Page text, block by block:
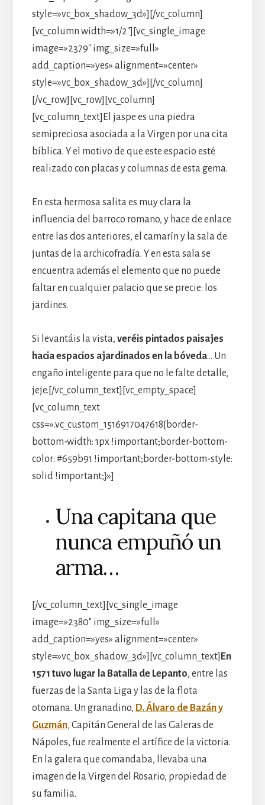
style=»vc_box_shadow_3d»][/vc_column]
[vc_column width=»1/2″][vc_single_image
image=»2379″ img_size=»full»
add_caption=»yes» alignment=»center»
style=»vc_box_shadow_3d»][/vc_column]
[/vc_row][vc_row][vc_column]
[vc_column_text]El jaspe es una piedra
semipreciosa asociada a la Virgen por una cita
bíblica. Y el motivo de que este espacio esté
realizado con placas y columnas de esta gema.
En esta hermosa salita es muy clara la
influencia del barroco romano, y hace de enlace
entre las dos anteriores, el camarín y la sala de
juntas de la archicofradía. Y en esta sala se
encuentra además el elemento que no puede
faltar en cualquier palacio que se precie: los
jardines.
Si levantáis la vista, veréis pintados paisajes
hacia espacios ajardinados en la bóveda… Un
engaño inteligente para que no le falte detalle,
jeje.[/vc_column_text][vc_empty_space]
[vc_column_text
css=».vc_custom_1516917047618{border-
bottom-width: 1px !important;border-bottom-
color: #659b91 !important;border-bottom-style:
solid !important;}»]
Una capitana que
nunca empuñó un
arma…
[/vc_column_text][vc_single_image
image=»2380″ img_size=»full»
add_caption=»yes» alignment=»center»
style=»vc_box_shadow_3d»][vc_column_text] En
1571 tuvo lugar la Batalla de Lepanto, entre las
fuerzas de la Santa Liga y las de la flota
otomana. Un granadino, D. Álvaro de Bazán y
Guzmán, Capitán General de las Galeras de
Nápoles, fue realmente el artífice de la victoria.
En la galera que comandaba, llevaba una
imagen de la Virgen del Rosario, propiedad de
su familia.